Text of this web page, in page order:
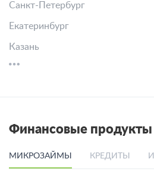
Санкт-Петербург
Екатеринбург
Казань
Финансовые продукты
МИКРОЗАЙМЫ КРЕДИТЫ